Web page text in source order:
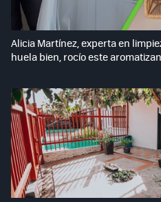
Alicia Martínez, experta en
huela bien, rocío este